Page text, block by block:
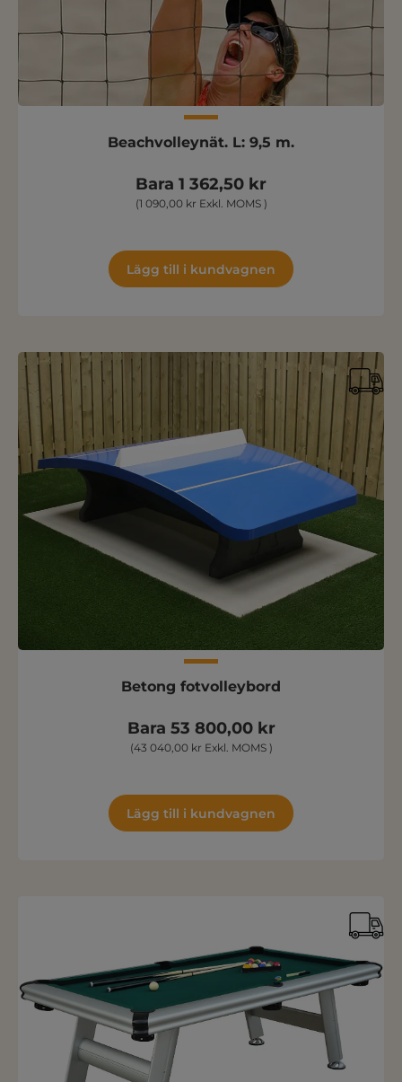
Beachvolleynät. L: 9,5 m.
Bara 1 362,50 kr
(1 090,00 kr Exkl. MOMS )
Lägg till i kundvagnen
Betong fotvolleybord
Bara 53 800,00 kr
(43 040,00 kr Exkl. MOMS )
Lägg till i kundvagnen